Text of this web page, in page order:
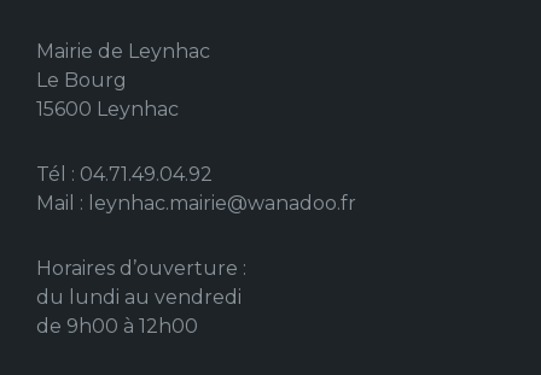
Mairie de Leynhac
Le Bourg
15600 Leynhac
Tél : 04.71.49.04.92
Mail : leynhac.mairie@wanadoo.fr
Horaires d’ouverture :
du lundi au vendredi
de 9h00 à 12h00